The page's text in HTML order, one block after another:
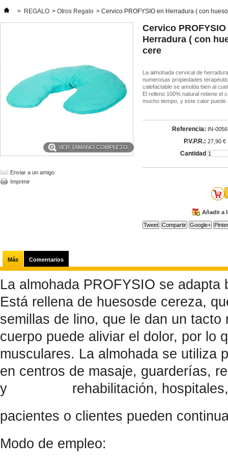
> REGALO > Otros Regalo > Cervico PROFYSIO en Herradura ( con
VER TAMAÑO COMPLETO
Enviar a un amigo
Imprimir
Cervico PROFYSIO
Herradura ( con
cere
La almohada cervical de
numerosas propiedades
calefactable se amolda bien al
El relleno 100% natural retiene el
mucho tiempo, y este calor puede
Referencia: IN-0056
P.V.P.R.: 27,90 €
Cantidad
Añadir a
Tweet Compartir Google+
Más Comentarios
La almohada PROFYSIO se
Está rellena de huesosde cereza,
semillas de lino, que le dan un
cuerpo puede aliviar el dolor, por lo
musculares. La almohada se utiliza
en centros de masaje, guarderías,
y rehabilitación,
pacientes o clientes pueden
Modo de empleo: